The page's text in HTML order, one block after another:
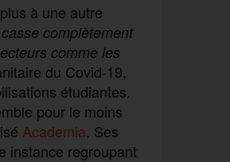
à une autre
complètement
comme les
du Covid-19,
étudiantes.
pour le moins
Academia. Ses
instance regroupant